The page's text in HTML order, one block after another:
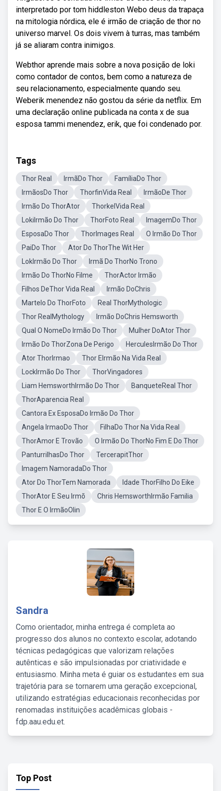
interpretado por tom hiddleston Webo deus da trapaça
na mitologia nórdica, ele é irmão de criação de thor no
universo marvel. Os dois vivem à turras, mas também
já se aliaram contra inimigos.
Webthor aprende mais sobre a nova posição de loki
como contador de contos, bem como a natureza de
seu relacionamento, especialmente quando seu.
Weberik menendez não gostou da série da netflix. Em
uma declaração online publicada na conta x de sua
esposa tammi menendez, erik, que foi condenado por.
Tags
Thor Real IrmãDo Thor
FamíliaDo Thor
IrmãosDo Thor
ThorfinVida Real
IrmãoDe Thor
Irmão Do ThorAtor
ThorkelVida Real
LokiIrmão Do Thor
ThorFoto Real
ImagemDo Thor
EsposaDo Thor
ThorImages Real
O Irmão Do Thor
PaiDo Thor
Ator Do ThorThe Wit Her
LokIrmão Do Thor
Irmã Do ThorNo Trono
Irmão Do ThorNo Filme
ThorActor Irmão
Filhos DeThor Vida Real
Irmão DoChris
Martelo Do ThorFoto
Real ThorMythologic
Thor RealMythology
Irmão DoChris Hemsworth
Qual O NomeDo Irmão Do Thor
Mulher DoAtor Thor
Irmão Do ThorZona De Perigo
HerculesIrmão Do Thor
Ator ThorIrmao
Thor EIrmão Na Vida Real
LockIrmão Do Thor
ThorVingadores
Liam HemsworthIrmão Do Thor
BanqueteReal Thor
ThorAparencia Real
Cantora Ex EsposaDo Irmão Do Thor
Angela IrmaoDo Thor
FilhaDo Thor Na Vida Real
ThorAmor E Trovão
O Irmão Do ThorNo Fim E Do Thor
PanturrilhasDo Thor
TercerapitThor
Imagem NamoradaDo Thor
Ator Do ThorTem Namorada
Idade ThorFilho Do Eike
ThorAtor E Seu Irmõ
Chris HemsworthIrmão Familia
Thor E O IrmãoOlin
Sandra
Como orientador, minha entrega é completa ao
progresso dos alunos no contexto escolar, adotando
técnicas pedagógicas que valorizam relações
autênticas e são impulsionadas por criatividade e
entusiasmo. Minha meta é guiar os estudantes em sua
trajetória para se tornarem uma geração excepcional,
utilizando estratégias educacionais reconhecidas por
renomadas instituições acadêmicas globais -
fdp.aau.edu.et.
Top Post